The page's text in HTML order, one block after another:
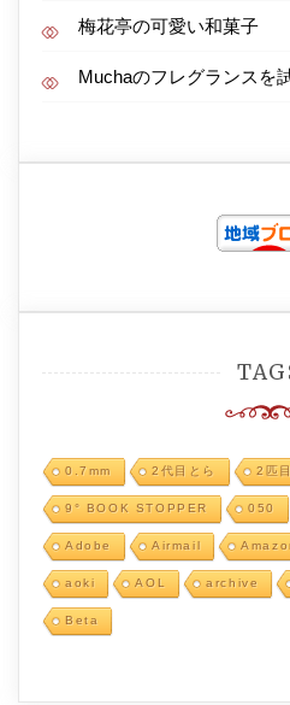
梅花亭の可愛い和菓子
Muchaのフレグランスを
0.7mm 2代目とら 2匹目
9° BOOK STOPPER 050
Adobe Airmail
aoki AOL archive
Beta